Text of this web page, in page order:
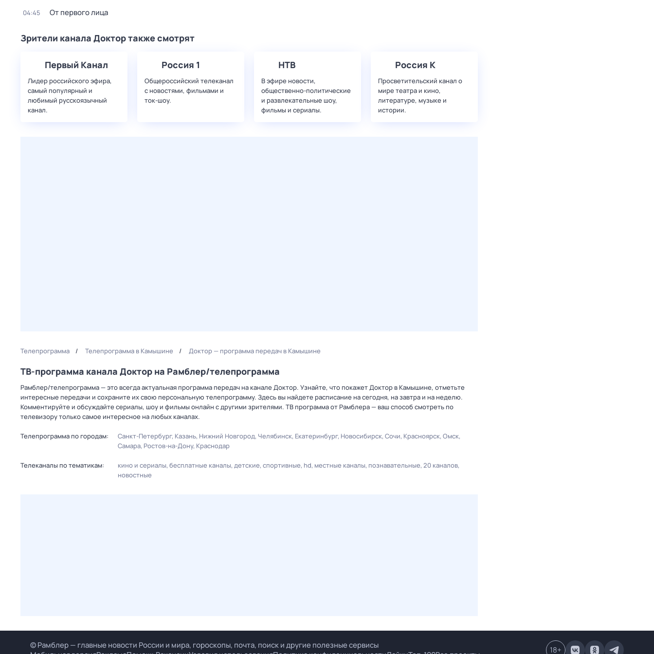
04:45 От первого лица
Зрители канала Доктор также смотрят
Первый Канал
Лидер российского эфира,
самый популярный и
любимый русскоязычный
канал.
Россия 1
Общероссийский телеканал
с новостями, фильмами и
ток-шоу.
НТВ
В эфире новости,
общественно-политические
и развлекательные шоу,
фильмы и сериалы.
Россия К
Просветительский канал о
мире театра и кино,
литературе, музыке и
истории.
Телепрограмма Телепрограмма в Камышине Доктор — программа передач в Камышине
ТВ-программа канала Доктор на Рамблер/телепрограмма
Рамблер/телепрограмма — это всегда актуальная программа передач на канале Доктор. Узнайте, что покажет Доктор в Камышине, отметьте
интересные передачи и сохраните их свою персональную телепрограмму. Здесь вы найдете расписание на сегодня, на завтра и на неделю.
Комментируйте и обсуждайте сериалы, шоу и фильмы онлайн с другими зрителями. ТВ программа от Рамблера — ваш способ смотреть по
телевизору только самое интересное на любых каналах.
Телепрограмма по городам: Санкт-Петербург Казань Нижний Новгород Челябинск Екатеринбург Новосибирск Сочи Красноярск Омск
Самара Ростов-на-Дону Краснодар
Телеканалы по тематикам: кино и сериалы бесплатные каналы детские спортивные hd местные каналы познавательные 20 каналов
новостные
© Рамблер — главные новости России и мира, гороскопы, почта, поиск и другие полезные сервисы
18+